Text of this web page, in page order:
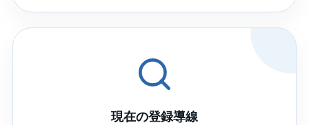
現在の登録導線